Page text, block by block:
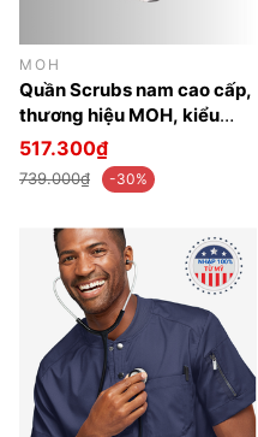
MOH
Quần Scrubs nam cao cấp,
thương hiệu MOH, kiểu
Cargo, 7 túi, chất vải và
form chuẩn Mỹ (MPS102C)
517.300₫
739.000₫ -30%